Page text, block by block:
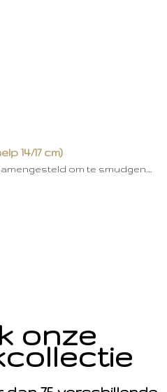
14/17 cm)
om te smudgen.…
onze